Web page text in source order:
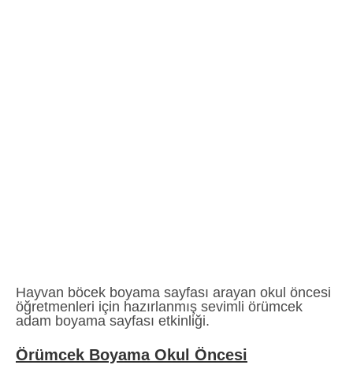
Hayvan böcek boyama sayfası arayan okul öncesi
öğretmenleri için hazırlanmış sevimli örümcek
adam boyama sayfası etkinliği.
Örümcek Boyama Okul Öncesi